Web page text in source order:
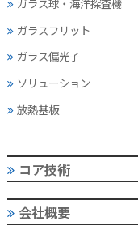
ガラスフリット
ガラス偏光子
ソリューション
放熱基板
コア技術
会社概要